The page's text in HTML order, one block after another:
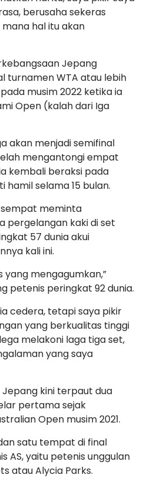
berusaha sekeras
hal itu akan
Jepang
turnamen WTA atau lebih
musim 2022 ketika ia
Open (kalah dari Iga
akan menjadi semifinal
mengantongi empat
kembali beraksi pada
hamil selama 15 bulan.
meminta
pergelangan kaki di set
57 dunia akui
kali ini.
yang mengagumkan,”
petenis peringkat 92 dunia.
cedera, tetapi saya pikir
yang berkualitas tinggi
melakoni laga tiga set,
yang saya
kini terpaut dua
pertama sejak
Open musim 2021.
satu tempat di final
AS, yaitu petenis unggulan
atau Alycia Parks.